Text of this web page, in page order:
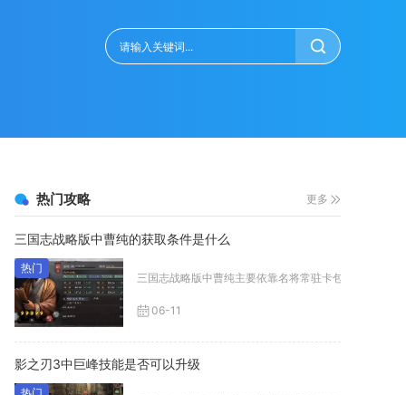
热门攻略 更多
三国志战略版中曹纯的获取条件是什么
三国志战略版中曹纯主要依靠名将常驻卡包、赛季限定
06-11
影之刃3中巨峰技能是否可以升级